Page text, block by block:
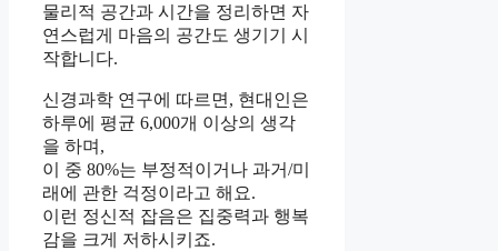
물리적 공간과 시간을 정리하면 자
연스럽게 마음의 공간도 생기기 시
작합니다.
신경과학 연구에 따르면, 현대인은
하루에 평균 6,000개 이상의 생각
을 하며,
이 중 80%는 부정적이거나 과거/미
래에 관한 걱정이라고 해요.
이런 정신적 잡음은 집중력과 행복
감을 크게 저하시키죠.